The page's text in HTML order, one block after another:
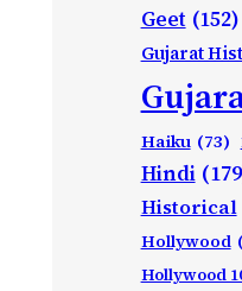
Geet (152)
Gujarat
Haiku (73)
Hindi
Historical
Hollywood
Hollywood